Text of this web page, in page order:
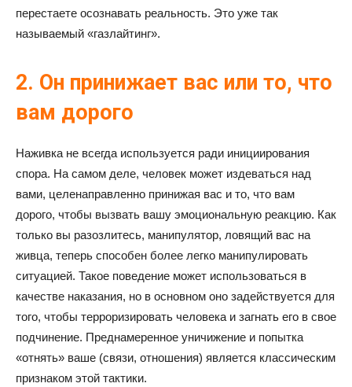
перестаете осознавать реальность. Это уже так
называемый «газлайтинг».
2. Он принижает вас или то, что
вам дорого
Наживка не всегда используется ради инициирования
спора. На самом деле, человек может издеваться над
вами, целенаправленно принижая вас и то, что вам
дорого, чтобы вызвать вашу эмоциональную реакцию. Как
только вы разозлитесь, манипулятор, ловящий вас на
живца, теперь способен более легко манипулировать
ситуацией. Такое поведение может использоваться в
качестве наказания, но в основном оно задействуется для
того, чтобы терроризировать человека и загнать его в свое
подчинение. Преднамеренное уничижение и попытка
«отнять» ваше (связи, отношения) является классическим
признаком этой тактики.